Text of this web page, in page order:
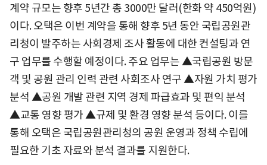
계약 규모는 향후 5년간 총 3000만 달러(한화 약 450억원)
이다. 오택은 이번 계약을 통해 향후 5년 동안 국립공원관
리청이 발주하는 사회경제 조사 활동에 대한 컨설팅과 연
구 업무를 수행할 예정이다. 주요 업무는 ▲국립공원 방문
객 및 공원 관리 인력 관련 사회조사 연구 ▲자원 가치 평가
분석 ▲공원 개발 관련 지역 경제 파급효과 및 편익 분석
▲교통 영향 평가 ▲규제 및 환경 영향 분석 등이다. 이를
통해 오택은 국립공원관리청의 공원 운영과 정책 수립에
필요한 기초 자료와 분석 결과를 지원한다.